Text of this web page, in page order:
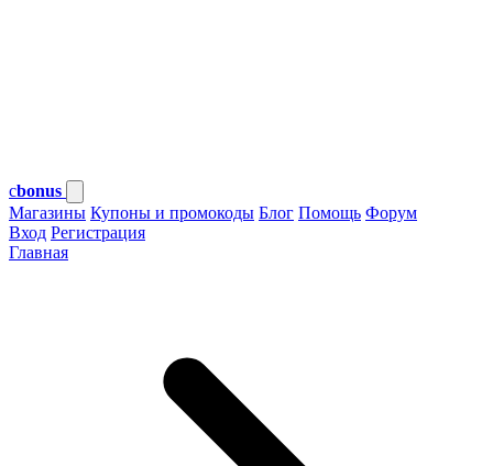
cbonus
Магазины Купоны и промокоды Блог Помощь Форум
Вход Регистрация
Главная